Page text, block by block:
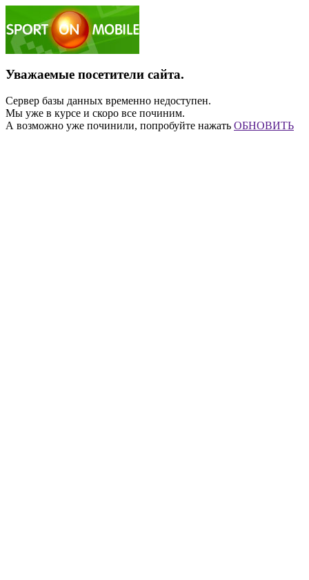
Уважаемые посетители сайта.
Сервер базы данных временно недоступен.
Мы уже в курсе и скоро все починим.
А возможно уже починили, попробуйте нажать ОБНОВИТЬ